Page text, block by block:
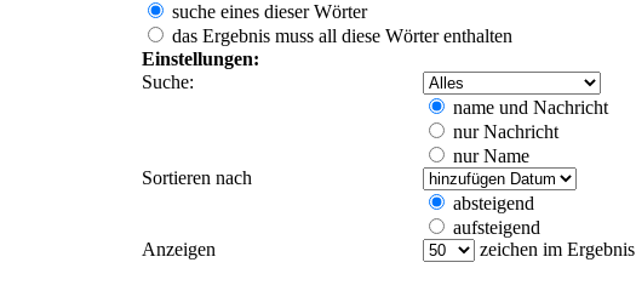
suche eines dieser Wörter
das Ergebnis muss all diese Wörter enthalten
Einstellungen:
Suche:
name und Nachricht
nur Nachricht
nur Name
Sortieren nach
absteigend
aufsteigend
Anzeigen
zeichen im Ergebnis